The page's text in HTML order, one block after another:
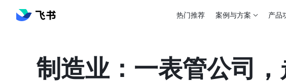
热门推荐 案例与方案 产品
制造业：一表管公司